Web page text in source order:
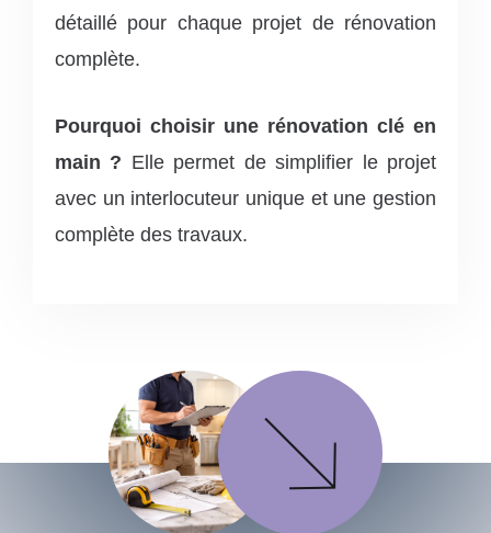
détaillé pour chaque projet de rénovation
complète.
Pourquoi choisir une rénovation clé en
main ? Elle permet de simplifier le projet
avec un interlocuteur unique et une gestion
complète des travaux.